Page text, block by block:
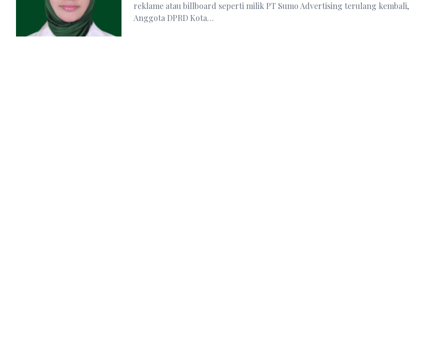
reklame atau billboard seperti milik PT Sumo Advertising terulang kembali,
Anggota DPRD Kota…